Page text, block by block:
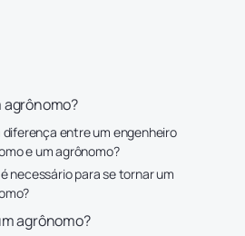
agrônomo?
diferença entre um engenheiro
e um agrônomo?
necessário para se tornar um
agrônomo?